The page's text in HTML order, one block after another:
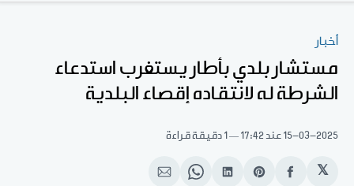
أخبار
مستشار بلدي بأطار يستغرب استدعاء
الشرطة له لانتقاده إقصاء البلدية
15-03-2025 عند 17:42 1 دقيقة قراءة
𝕏
انشر
Shareانشر
Shareانشر